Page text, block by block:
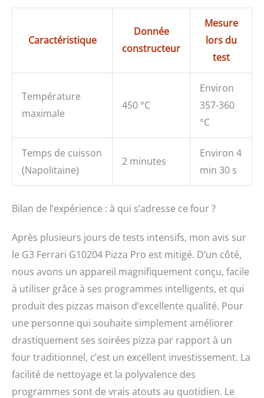
Caractéristique
Donnée
constructeur
Mesure
lors du
test
Température
maximale
450 °C
Environ
357-360
°C
Temps de cuisson
(Napolitaine)
2 minutes
Environ 4
min 30 s
Bilan de l’expérience : à qui s’adresse ce four ?
Après plusieurs jours de tests intensifs, mon avis sur
le G3 Ferrari G10204 Pizza Pro est mitigé. D’un côté,
nous avons un appareil magnifiquement conçu, facile
à utiliser grâce à ses programmes intelligents, et qui
produit des pizzas maison d’excellente qualité. Pour
une personne qui souhaite simplement améliorer
drastiquement ses soirées pizza par rapport à un
four traditionnel, c’est un excellent investissement. La
facilité de nettoyage et la polyvalence des
programmes sont de vrais atouts au quotidien. Le